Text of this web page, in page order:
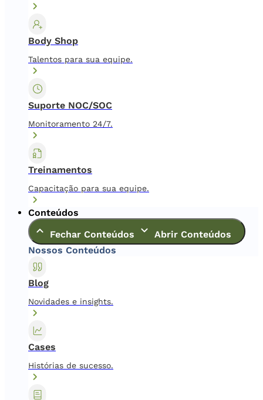
Body Shop
Talentos para sua equipe.
Suporte NOC/SOC
Monitoramento 24/7.
Treinamentos
Capacitação para sua equipe.
Conteúdos
Fechar Conteúdos
Abrir Conteúdos
Nossos Conteúdos
Blog
Novidades e insights.
Cases
Histórias de sucesso.